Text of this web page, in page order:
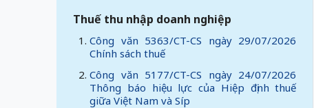
Thuế thu nhập doanh nghiệp
Công văn 5363/CT-CS ngày 29/07/2026
Chính sách thuế
Công văn 5177/CT-CS ngày 24/07/2026
Thông báo hiệu lực của Hiệp định thuế
giữa Việt Nam và Síp